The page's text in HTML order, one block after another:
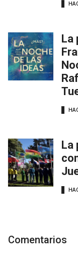
La
La
Comentarios